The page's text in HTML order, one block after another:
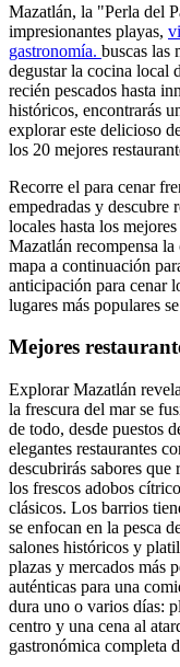
Mazatlán, la "Perla del
impresionantes playas,
gastronomía. buscas las
degustar la cocina local
recién pescados hasta
históricos, encontrarás
explorar este delicioso
los 20 mejores
Recorre el para cenar
empedradas y descubre
locales hasta los
Mazatlán recompensa
mapa a continuación
anticipación para cenar
lugares más populares
Mejores
Explorar Mazatlán
la frescura del mar se
de todo, desde puestos
elegantes restaurantes
descubrirás sabores
los frescos adobos
clásicos. Los barrios
se enfocan en la pesca
salones históricos y
plazas y mercados más
auténticas para una
dura uno o varios días:
centro y una cena al
gastronómica completa